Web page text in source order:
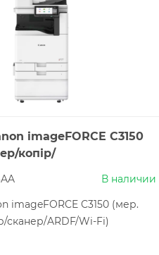
imageFORCE C3150
копір/
В наличии
imageFORCE C3150 (мер.
сканер/ARDF/Wi-Fi)